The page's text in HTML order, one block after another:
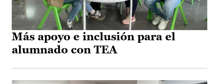
Más apoyo e inclusión para el
alumnado con TEA